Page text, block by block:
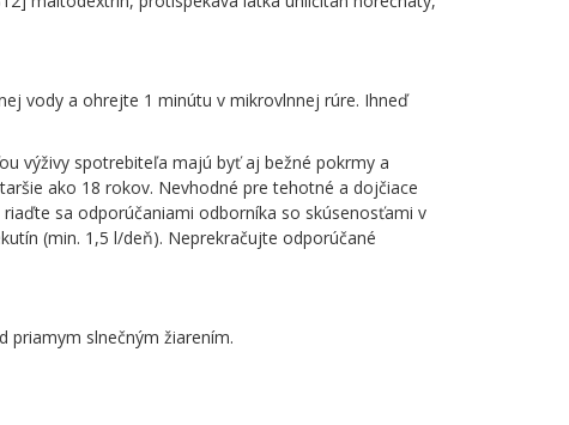
vody a ohrejte 1 minútu v mikrovlnnej rúre. Ihneď
výživy spotrebiteľa majú byť aj bežné pokrmy a
ako 18 rokov. Nevhodné pre tehotné a dojčiace
sa odporúčaniami odborníka so skúsenosťami v
(min. 1,5 l/deň). Neprekračujte odporúčané
priamym slnečným žiarením.